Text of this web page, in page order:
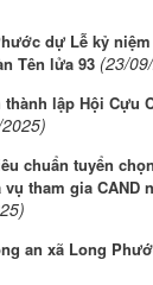
dự Lễ kỷ niệm
Tên lửa 93 (23/
lập Hội Cựu
chuẩn tuyển
tham gia CAND
an xã Long